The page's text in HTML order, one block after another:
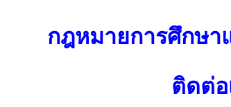
กฎหมายการศึกษ
ติดต่อ